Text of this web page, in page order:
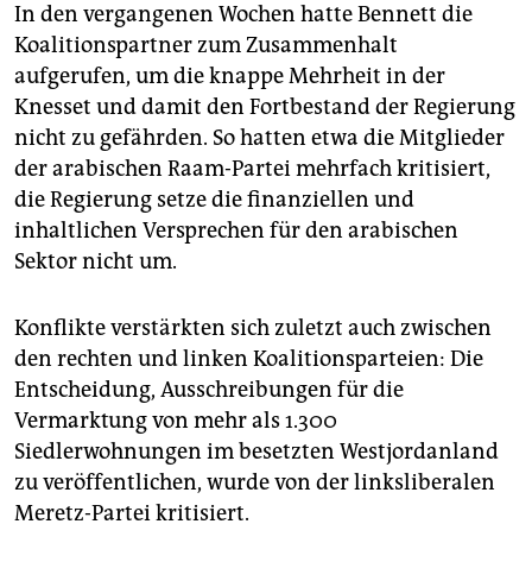
In den vergangenen Wochen hatte Bennett die
Koalitionspartner zum Zusammenhalt
aufgerufen, um die knappe Mehrheit in der
Knesset und damit den Fortbestand der Regierung
nicht zu gefährden. So hatten etwa die Mitglieder
der arabischen Raam-Partei mehrfach kritisiert,
die Regierung setze die finanziellen und
inhaltlichen Versprechen für den arabischen
Sektor nicht um.
Konflikte verstärkten sich zuletzt auch zwischen
den rechten und linken Koalitionsparteien: Die
Entscheidung, Ausschreibungen für die
Vermarktung von mehr als 1.300
Siedlerwohnungen im besetzten Westjordanland
zu veröffentlichen, wurde von der linksliberalen
Meretz-Partei kritisiert.